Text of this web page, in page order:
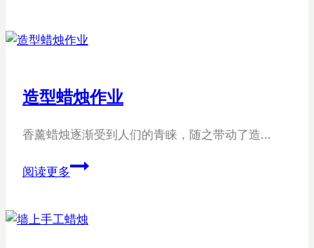
熊
造型蜡烛作业
香薰蜡烛逐渐受到人们的青睐，随之带动了造…
阅读更多造
烛